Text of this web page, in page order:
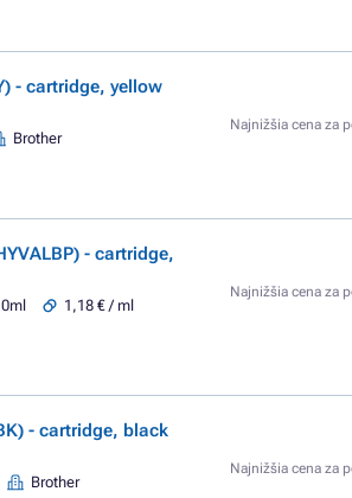
- cartridge, yellow
Brother
Najnižšia cena za
- cartridge,
1,18 € / ml
Najnižšia cena za
- cartridge, black
Brother
Najnižšia cena za